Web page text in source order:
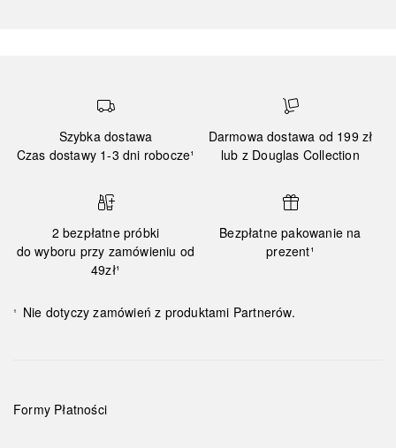
Szybka dostawa
Czas dostawy 1-3 dni robocze¹
Darmowa dostawa od 199 zł
lub z Douglas Collection
2 bezpłatne próbki
do wyboru przy zamówieniu od
49zł¹
Bezpłatne pakowanie na
prezent¹
¹ Nie dotyczy zamówień z produktami Partnerów.
Formy Płatności